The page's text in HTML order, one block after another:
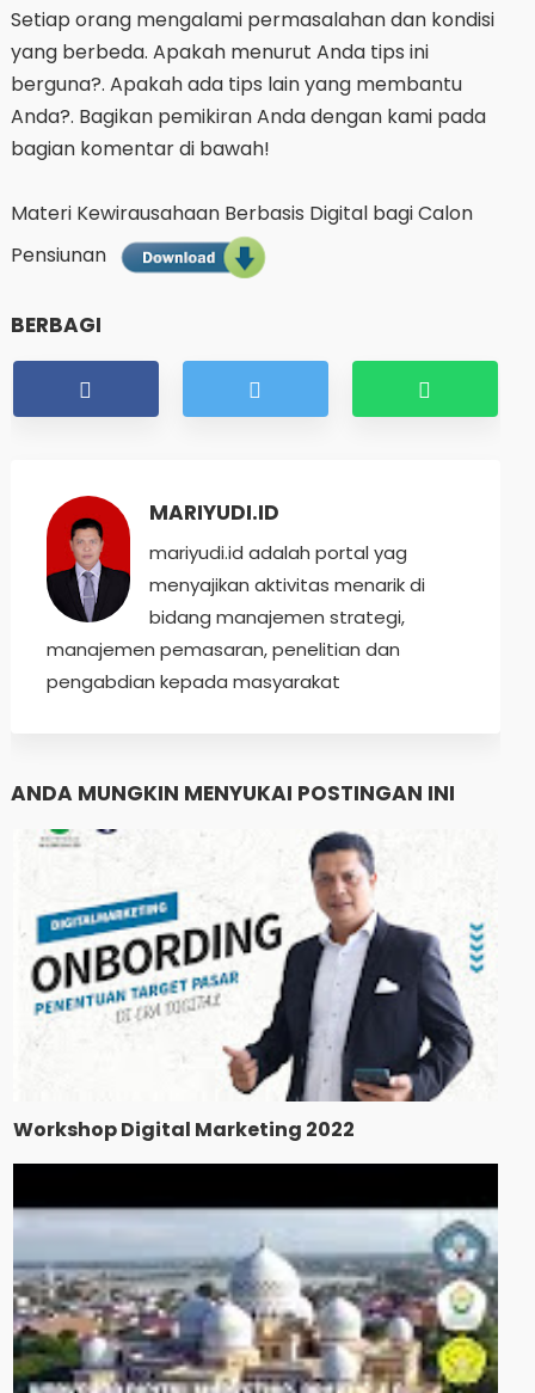
Setiap orang mengalami permasalahan dan kondisi
yang berbeda. Apakah menurut Anda tips ini
berguna?. Apakah ada tips lain yang membantu
Anda?. Bagikan pemikiran Anda dengan kami pada
bagian komentar di bawah!
Materi Kewirausahaan Berbasis Digital bagi Calon
Pensiunan
BERBAGI
MARIYUDI.ID
mariyudi.id adalah portal yag
menyajikan aktivitas menarik di
bidang manajemen strategi,
manajemen pemasaran, penelitian dan
pengabdian kepada masyarakat
ANDA MUNGKIN MENYUKAI POSTINGAN INI
Workshop Digital Marketing 2022